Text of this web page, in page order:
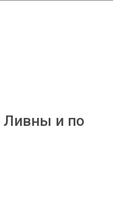
Ливны и по